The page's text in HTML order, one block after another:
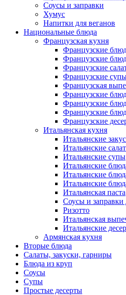
Соусы и заправки
Хумус
Напитки для веганов
Национальные блюда
Французская кухня
Французские
Французские
Французские
Французские
Французская
Французские
Французские
Французские
Французские
Итальянская кухня
Итальянские
Итальянские
Итальянские супы
Итальянские
Итальянские
Итальянские
Итальянская паста
Соусы и заправки
Ризотто
Итальянская
Итальянские
Армянская кухня
Вторые блюда
Салаты, закуски, гарниры
Блюда из круп
Соусы
Супы
Простые десерты